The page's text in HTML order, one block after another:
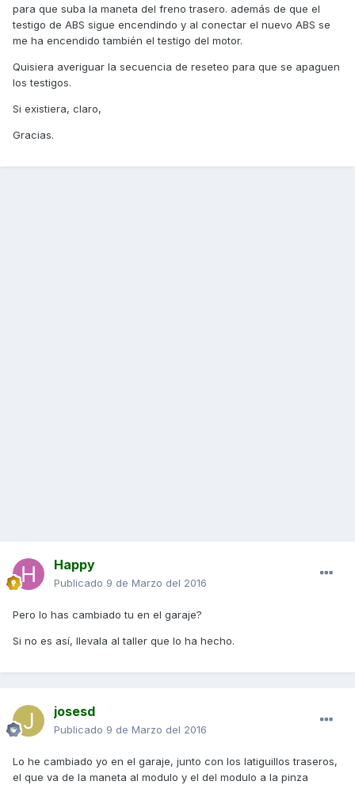
para que suba la maneta del freno trasero. además de que el
testigo de ABS sigue encendindo y al conectar el nuevo ABS se
me ha encendido también el testigo del motor.
Quisiera averiguar la secuencia de reseteo para que se apaguen
los testigos.
Si existiera, claro,
Gracias.
Happy
Publicado 9 de Marzo del 2016
Pero lo has cambiado tu en el garaje?
Si no es así, llevala al taller que lo ha hecho.
josesd
Publicado 9 de Marzo del 2016
Lo he cambiado yo en el garaje, junto con los latiguillos traseros,
el que va de la maneta al modulo y el del modulo a la pinza